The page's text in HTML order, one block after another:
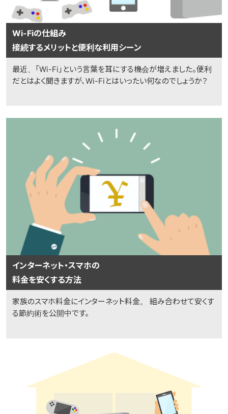
Wi-Fiの仕組み
接続するメリットと便利な利用シーン
最近、「Wi-Fi」という言葉を耳にする機会が増えました。便利
だとはよく聞きますが、Wi-Fiとはいったい何なのでしょうか？
インターネット・スマホの
料金を安くする方法
家族のスマホ料金にインターネット料金。 組み合わせて安くす
る節約術を公開中です。